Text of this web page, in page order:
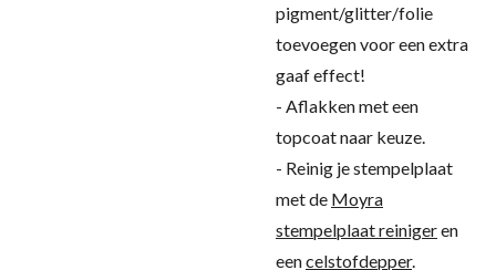
pigment/glitter/folie
toevoegen voor een extra
gaaf effect!
- Aflakken met een
topcoat naar keuze.
- Reinig je stempelplaat
met de Moyra
stempelplaat reinigeren
eencelstofdepper.